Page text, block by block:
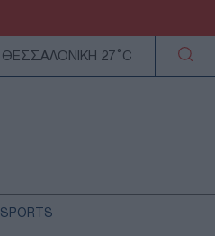
ΘΕΣΣΑΛΟΝΙΚΗ 27°C
SPORTS